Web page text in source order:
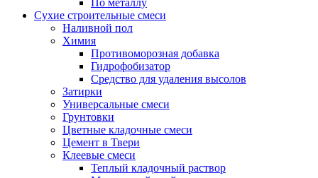
По металлу
Сухие строительные смеси
Наливной пол
Химия
Противоморозная добавка
Гидрофобизатор
Средство для удаления высолов
Затирки
Универсальные смеси
Грунтовки
Цветные кладочные смеси
Цемент в Твери
Клеевые смеси
Теплый кладочный раствор